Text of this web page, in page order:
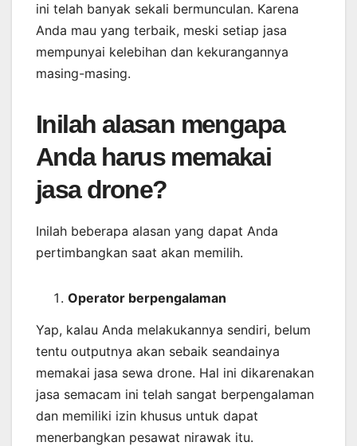
ini telah banyak sekali bermunculan. Karena
Anda mau yang terbaik, meski setiap jasa
mempunyai kelebihan dan kekurangannya
masing-masing.
Inilah alasan mengapa
Anda harus memakai
jasa drone?
Inilah beberapa alasan yang dapat Anda
pertimbangkan saat akan memilih.
Operator berpengalaman
Yap, kalau Anda melakukannya sendiri, belum
tentu outputnya akan sebaik seandainya
memakai jasa sewa drone. Hal ini dikarenakan
jasa semacam ini telah sangat berpengalaman
dan memiliki izin khusus untuk dapat
menerbangkan pesawat nirawak itu.